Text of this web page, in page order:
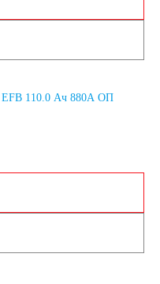
EFB 110.0 Ач 880A ОП